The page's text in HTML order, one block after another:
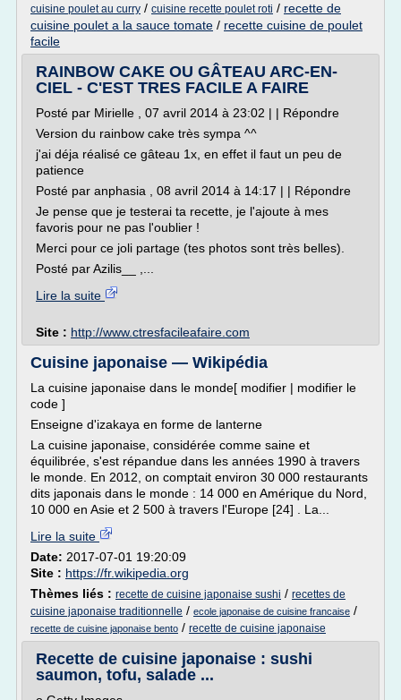
cuisine poulet au curry / cuisine recette poulet roti / recette de
cuisine poulet a la sauce tomate / recette cuisine de poulet
facile
RAINBOW CAKE OU GÂTEAU ARC-EN-
CIEL - C'EST TRES FACILE A FAIRE
Posté par Mirielle , 07 avril 2014 à 23:02 | | Répondre
Version du rainbow cake très sympa ^^
j'ai déja réalisé ce gâteau 1x, en effet il faut un peu de
patience
Posté par anphasia , 08 avril 2014 à 14:17 | | Répondre
Je pense que je testerai ta recette, je l'ajoute à mes
favoris pour ne pas l'oublier !
Merci pour ce joli partage (tes photos sont très belles).
Posté par Azilis__ ,...
Lire la suite
Site : http://www.ctresfacileafaire.com
Cuisine japonaise — Wikipédia
La cuisine japonaise dans le monde[ modifier | modifier le
code ]
Enseigne d'izakaya en forme de lanterne
La cuisine japonaise, considérée comme saine et
équilibrée, s'est répandue dans les années 1990 à travers
le monde. En 2012, on comptait environ 30 000 restaurants
dits japonais dans le monde : 14 000 en Amérique du Nord,
10 000 en Asie et 2 500 à travers l'Europe [24] . La...
Lire la suite
Date: 2017-07-01 19:20:09
Site : https://fr.wikipedia.org
Thèmes liés : recette de cuisine japonaise sushi / recettes de
cuisine japonaise traditionnelle / ecole japonaise de cuisine francaise /
recette de cuisine japonaise bento / recette de cuisine japonaise
Recette de cuisine japonaise : sushi
saumon, tofu, salade ...